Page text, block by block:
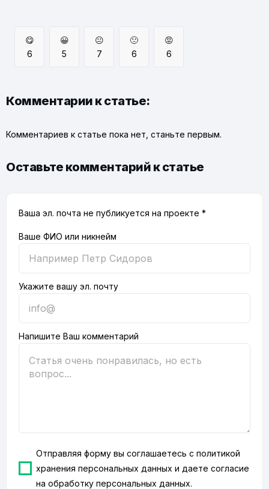
😋
6
😀
5
😐
7
🙁
6
😡
6
Комментарии к статье:
Комментариев к статье пока нет, станьте первым.
Оставьте комментарий к статье
Ваша эл. почта не публикуется на проекте *
Ваше ФИО или никнейм
Укажите вашу эл. почту
Напишите Ваш комментарий
Отправляя форму вы соглашаетесь сполитикой
хранения персональных данных и даете согласие
наобработку персональных данных.